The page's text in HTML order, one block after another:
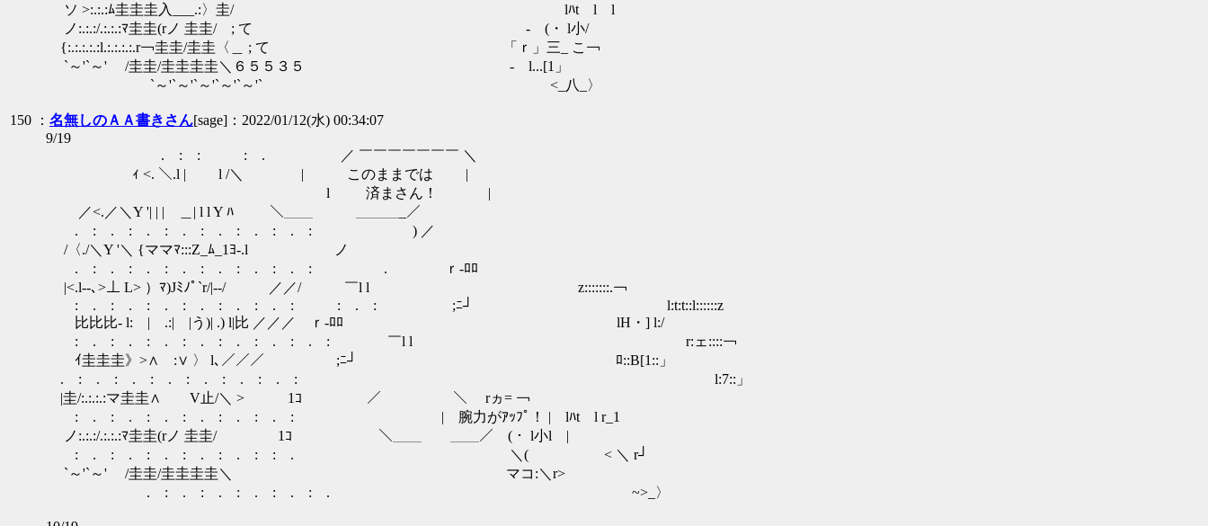
ソ >:.:.:ﾑ圭圭圭入___.:〉圭/ lﾊt l l
ノ:.:.:/.:.:.:ﾏ圭圭(rノ 圭圭/ ; て - (・ l小/
{:.:.:.:.:l.:.:.:.:.r￢圭圭/圭圭〈＿ ; て 「ｒ」三_ こ￢
`～'`～' /圭圭/圭圭圭圭＼６５５３５ - l...[1」
`～'`～'`～'`～'`～'` <_八_〉
150 ： 名無しのＡＡ書きさん[sage]：2022/01/12(水) 00:34:07
9/19
. : : : . ／ ￣￣￣￣￣￣￣ ＼
ｨ <. ＼.l | l /＼ | このままでは |
l 済まさん！ |
／<.／＼Y '| | | ＿| l l Y ﾊ ＼＿＿ ＿＿＿_／
. : . : . : . : . : . : . : ) ／
/〈./＼Y '＼ {ママﾏ:::Z_ﾑ_1ﾖ-.l ノ
. : . : . : . : . : . : . : . ｒ-ﾛﾛ
|<.l‐-､>⊥ L> ）ﾏ)Jﾐﾉﾟ`r/|-‐/ ／／/ ￣l l z:::::::.￢
: . : . : . : . : . : . : : . : ;ﾆ┘ l:t:t::l::::::z
比比比- l: | .:| |う)| .) l|比 ／／／ ｒ-ﾛﾛ lH・] l:/
: . : . : . : . : . : . : . : ￣l l r:ェ::::￢
ｲ圭圭圭》>∧ :∨ 〉 l､／／／ ;ﾆ┘ ﾛ::B[1::」
. : . : . : . : . : . : . : l:7::」
|圭/:.:.:.:マ圭圭∧ V止/＼ > 1ｺ ／￣￣￣￣￣＼ rヵ= ￢
: . : . : . : . : . : . : | 腕力がｱｯﾌﾟ！ | lﾊt l r_1
ノ:.:.:/.:.:.:ﾏ圭圭(rノ 圭圭/ 1ｺ ＼＿＿ ＿＿／ (・ l小l |
: . : . : . : . : . : : . ＼( < ＼ r┘
`～'`～' /圭圭/圭圭圭圭＼ マコ:＼r>
. : . : . : . : . : . ~>_〉